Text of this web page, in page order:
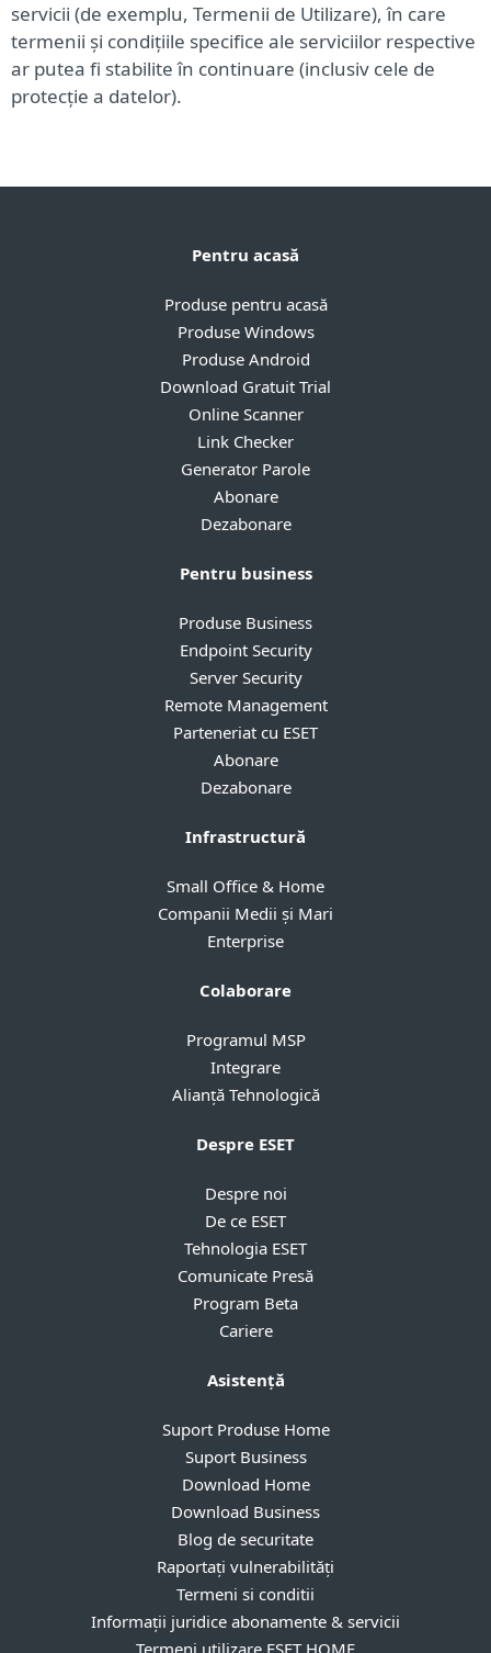
servicii (de exemplu, Termenii de Utilizare), în care
termenii și condițiile specifice ale serviciilor respective
ar putea fi stabilite în continuare (inclusiv cele de
protecție a datelor).
Pentru acasă
Produse pentru acasă
Produse Windows
Produse Android
Download Gratuit Trial
Online Scanner
Link Checker
Generator Parole
Abonare
Dezabonare
Pentru business
Produse Business
Endpoint Security
Server Security
Remote Management
Parteneriat cu ESET
Abonare
Dezabonare
Infrastructură
Small Office & Home
Companii Medii și Mari
Enterprise
Colaborare
Programul MSP
Integrare
Alianță Tehnologică
Despre ESET
Despre noi
De ce ESET
Tehnologia ESET
Comunicate Presă
Program Beta
Cariere
Asistență
Suport Produse Home
Suport Business
Download Home
Download Business
Blog de securitate
Raportați vulnerabilități
Termeni si conditii
Informații juridice abonamente & servicii
Termeni utilizare ESET HOME